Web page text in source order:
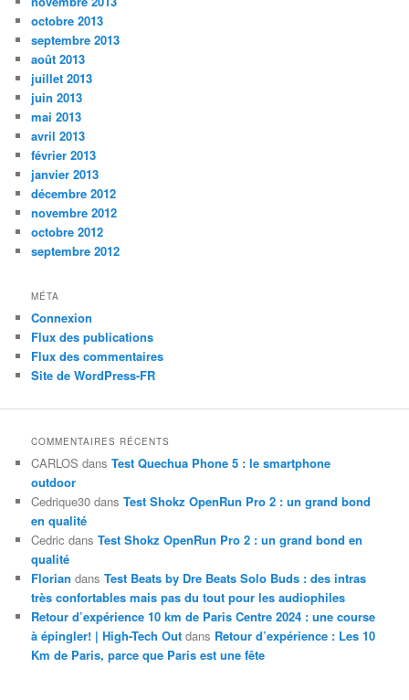
octobre 2013
septembre 2013
août 2013
juillet 2013
juin 2013
mai 2013
avril 2013
février 2013
janvier 2013
décembre 2012
novembre 2012
octobre 2012
septembre 2012
MÉTA
Connexion
Flux des publications
Flux des commentaires
Site de WordPress-FR
COMMENTAIRES RÉCENTS
CARLOS dansTest Quechua Phone 5 : le smartphone
outdoor
Cedrique30 dansTest Shokz OpenRun Pro 2 : un grand bond
en qualité
Cedric dansTest Shokz OpenRun Pro 2 : un grand bond en
qualité
Florian dansTest Beats by Dre Beats Solo Buds : des intras
très confortables mais pas du tout pour les audiophiles
Retour d’expérience 10 km de Paris Centre 2024 : une course
à épingler! | High-Tech Out dans Retour d’expérience : Les 10
Km de Paris, parce que Paris est une fête